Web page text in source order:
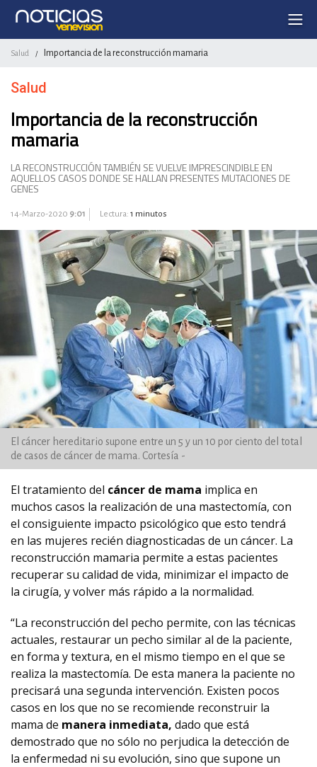
Salud / Importancia de la reconstrucción mamaria
Salud
Importancia de la reconstrucción
mamaria
LA RECONSTRUCCIÓN TAMBIÉN SE VUELVE IMPRESCINDIBLE EN
AQUELLOS CASOS DONDE SE HALLAN PRESENTES MUTACIONES DE
GENES
14-Marzo-2020 9:01 Lectura: 1 minutos
El cáncer hereditario supone entre un 5 y un 10 por ciento del total
de casos de cáncer de mama. Cortesía -
El tratamiento del cáncer de mama implica en
muchos casos la realización de una mastectomía, con
el consiguiente impacto psicológico que esto tendrá
en las mujeres recién diagnosticadas de un cáncer. La
reconstrucción mamaria permite a estas pacientes
recuperar su calidad de vida, minimizar el impacto de
la cirugía, y volver más rápido a la normalidad.
“La reconstrucción del pecho permite, con las técnicas
actuales, restaurar un pecho similar al de la paciente,
en forma y textura, en el mismo tiempo en el que se
realiza la mastectomía. De esta manera la paciente no
precisará una segunda intervención. Existen pocos
casos en los que no se recomiende reconstruir la
mama de manera inmediata, dado que está
demostrado que no sólo no perjudica la detección de
la enfermedad ni su evolución, sino que supone un